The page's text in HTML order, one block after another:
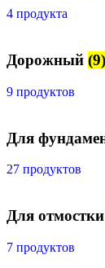
4 продукта
Дорожный (9)
9 продуктов
Для
27 продуктов
Для отмостки
7 продуктов